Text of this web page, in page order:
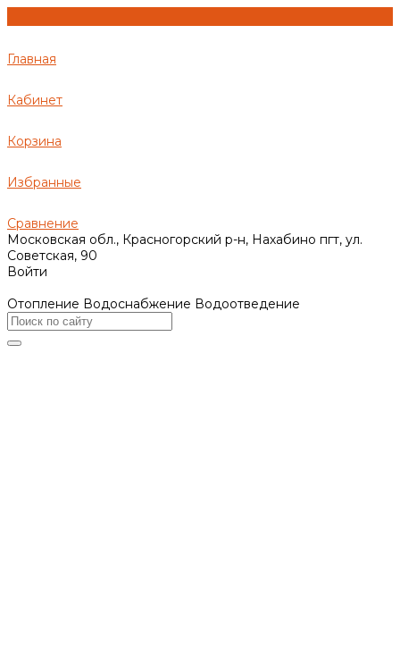
Главная
Кабинет
Корзина
Избранные
Сравнение
Московская обл., Красногорский р-н, Нахабино пгт, ул.
Советская, 90
Войти
Отопление Водоснабжение Водоотведение